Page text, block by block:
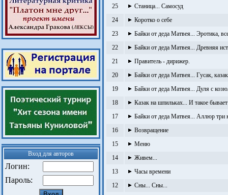
Вход для авторов
Логин:
Пароль:
25
Станица... Самосуд
24
Коротко о себе
23
Байки от деда Матвея... Эротика,
22
Байки от деда Матвея... Древняя
21
Правитель - дирижер.
20
Байки от деда Матвея... Гусак,
19
Байки от деда Матвея... Дуля с
18
Казак на шпильках... И такое бывает
17
Байки от деда Матвея... Аллюр три
16
Возвращение
15
Меню
14
Живем...
13
Часы времени
12
Сны... Сны...